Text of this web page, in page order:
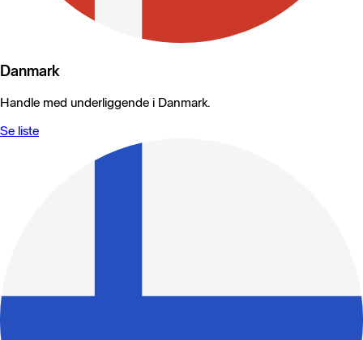
Danmark
Handle med underliggende i Danmark.
Se liste